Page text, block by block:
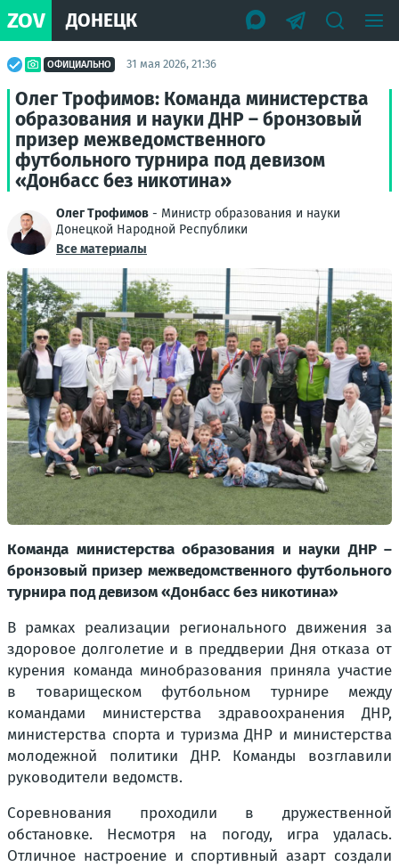
ZOV ДОНЕЦК
ОФИЦИАЛЬНО 31 мая 2026, 21:36
Олег Трофимов: Команда министерства
образования и науки ДНР – бронзовый
призер межведомственного
футбольного турнира под девизом
«Донбасс без никотина»
Олег Трофимов - Министр образования и науки
Донецкой Народной Республики
Все материалы
Команда министерства образования и науки ДНР –
бронзовый призер межведомственного футбольного
турнира под девизом «Донбасс без никотина»
В рамках реализации регионального движения за
здоровое долголетие и в преддверии Дня отказа от
курения команда минобразования приняла участие
в товарищеском футбольном турнире между
командами министерства здравоохранения ДНР,
министерства спорта и туризма ДНР и министерства
молодежной политики ДНР. Команды возглавили
руководители ведомств.
Соревнования проходили в дружественной
обстановке. Несмотря на погоду, игра удалась.
Отличное настроение и спортивный азарт создали